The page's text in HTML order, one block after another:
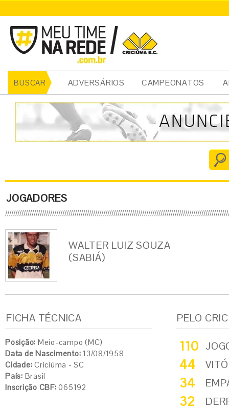
BUSCAR ADVERSÁRIOS CAMPEONATOS
JOGADORES
WALTER LUIZ SOUZA
(SABIÁ)
FICHA TÉCNICA
Posição: Meio-campo (MC)
Data de Nascimento: 13/08/1958
Cidade: Criciúma - SC
País: Brasil
Inscrição CBF: 065192
PELO
110
44
34
32